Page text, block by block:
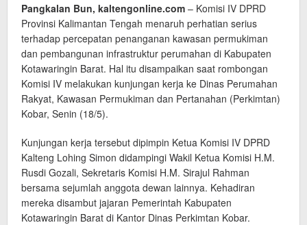
Pangkalan Bun, kaltengonline.com – Komisi IV DPRD
Provinsi Kalimantan Tengah menaruh perhatian serius
terhadap percepatan penanganan kawasan permukiman
dan pembangunan infrastruktur perumahan di Kabupaten
Kotawaringin Barat. Hal itu disampaikan saat rombongan
Komisi IV melakukan kunjungan kerja ke Dinas Perumahan
Rakyat, Kawasan Permukiman dan Pertanahan (Perkimtan)
Kobar, Senin (18/5).
Kunjungan kerja tersebut dipimpin Ketua Komisi IV DPRD
Kalteng Lohing Simon didampingi Wakil Ketua Komisi H.M.
Rusdi Gozali, Sekretaris Komisi H.M. Sirajul Rahman
bersama sejumlah anggota dewan lainnya. Kehadiran
mereka disambut jajaran Pemerintah Kabupaten
Kotawaringin Barat di Kantor Dinas Perkimtan Kobar.